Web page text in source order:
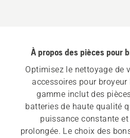
À propos des pièces pour
Optimisez le nettoyage de
accessoires pour
gamme inclut des
batteries de haute qualité
puissance constante
prolongée. Le choix des